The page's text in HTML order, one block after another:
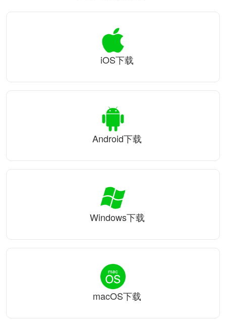
iOS下载
Android下载
Windows下载
macOS下载